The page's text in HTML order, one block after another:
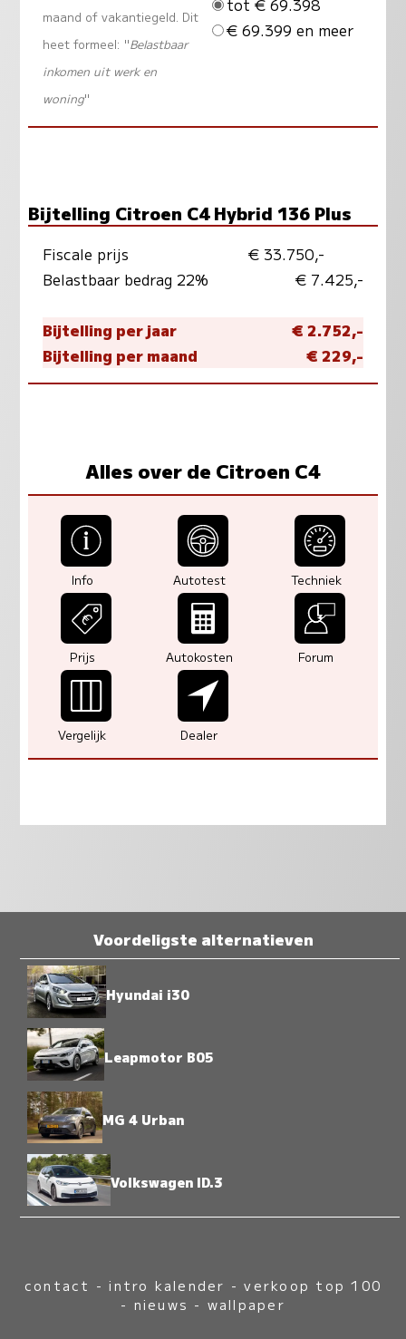
maand of vakantiegeld. Dit
heet formeel: "Belastbaar
inkomen uit werk en
woning"
tot € 69.398
€ 69.399 en meer
Bijtelling Citroen C4 Hybrid 136 Plus
Fiscale prijs
€ 33.750,-
Belastbaar bedrag 22%
€ 7.425,-
Bijtelling per jaar
€ 2.752,-
Bijtelling per maand
€ 229,-
Alles over de Citroen C4
Info Autotest Techniek
Prijs Autokosten Forum
Vergelijk Dealer
Voordeligste alternatieven
Hyundai i30
Leapmotor B05
MG 4 Urban
Volkswagen ID.3
contact -intro kalender -verkoop top 100
- nieuws - wallpaper